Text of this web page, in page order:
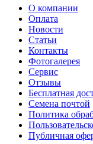
Тмин
Трава для
Туласи
Укроп
Фенхель
Цикорий
Цикорий
Черемша
Шпинат
Щавель
Эндивий
Эстрагон
О компании
Оплата
Новости
Статьи
Контакты
Фотогалерея​
Сервис
Отзывы
Бесплатная
Семена почтой
Политика
Публичная